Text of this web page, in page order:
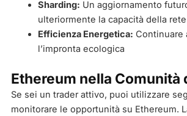
Sharding: Un aggiornamento
ulteriormente la capacità della rete
Efficienza Energetica: Continuare
l’impronta ecologica
Ethereum nella Comunità
Se sei un trader attivo, puoi utilizzare
monitorare le opportunità su Ethereum.